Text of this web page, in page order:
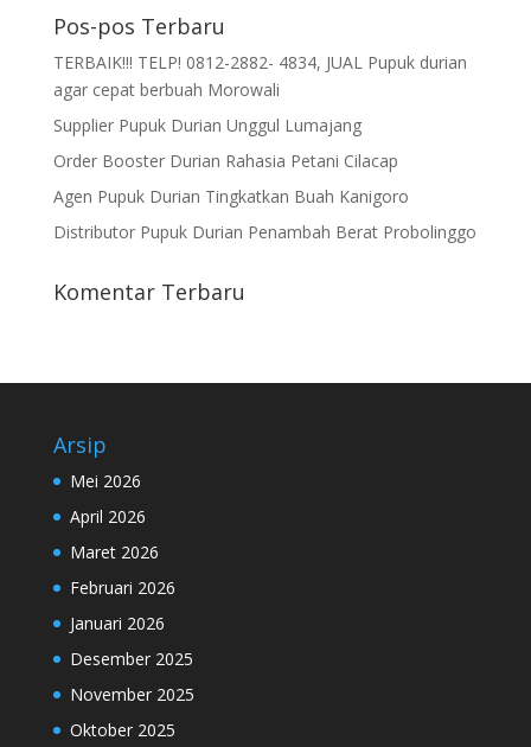
Pos-pos Terbaru
TERBAIK!!! TELP! 0812-2882- 4834, JUAL Pupuk durian
agar cepat berbuah Morowali
Supplier Pupuk Durian Unggul Lumajang
Order Booster Durian Rahasia Petani Cilacap
Agen Pupuk Durian Tingkatkan Buah Kanigoro
Distributor Pupuk Durian Penambah Berat Probolinggo
Komentar Terbaru
Arsip
Mei 2026
April 2026
Maret 2026
Februari 2026
Januari 2026
Desember 2025
November 2025
Oktober 2025